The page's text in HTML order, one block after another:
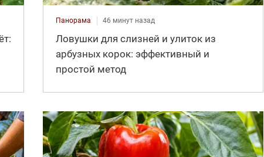
Панорама 46 минут назад
Ловушки для слизней и улиток из
арбузных корок: эффективный и
простой метод